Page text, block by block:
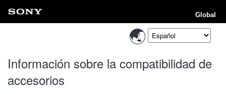
Global
Información sobre la compatibilidad de
accesorios